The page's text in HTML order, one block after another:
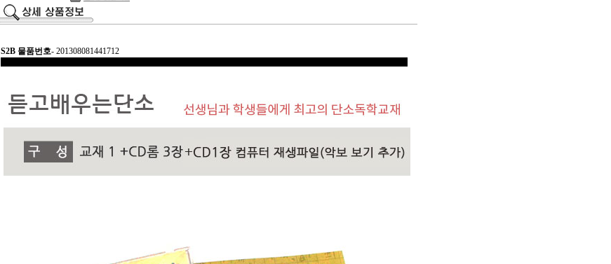
S2B 물품번호- 201308081441712